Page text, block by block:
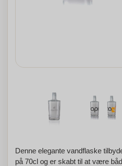
Denne elegante vandflaske
på 70cl og er skabt til at være